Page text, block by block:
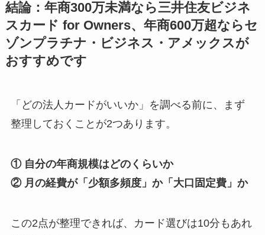
結論：年商300万未満なら三井住友ビジネ
スカード for Owners、年商600万超ならセ
ゾンプラチナ・ビジネス・アメックスが
おすすめです
「どの法人カードがいいか」を調べる前に、まず
整理しておくことが2つあります。
① 自分の年商規模はどのくらいか
② 月の経費が「少額多頻度」か「大口固定費」か
この2点が整理できれば、カード選びは10分もあれ